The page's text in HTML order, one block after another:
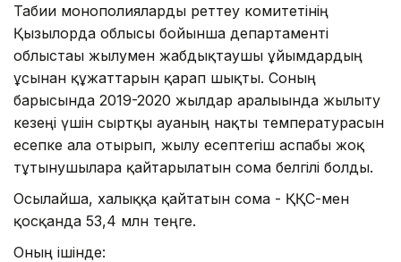
Табиғи монополияларды реттеу комитетінің
Қызылорда облысы бойынша департаменті
облыстағы жылумен жабдықтаушы ұйымдардың
ұсынған құжаттарын қарап шықты. Соның
барысында 2019-2020 жылдар аралығында жылыту
кезеңі үшін сыртқы ауаның нақты температурасын
есепке ала отырып, жылу есептегіш аспабы жоқ
тұтынушыларға қайтарылатын сома белгілі болды.
Осылайша, халыққа қайтатын сома - ҚҚС-мен
қосқанда 53,4 млн теңге.
Оның ішінде: